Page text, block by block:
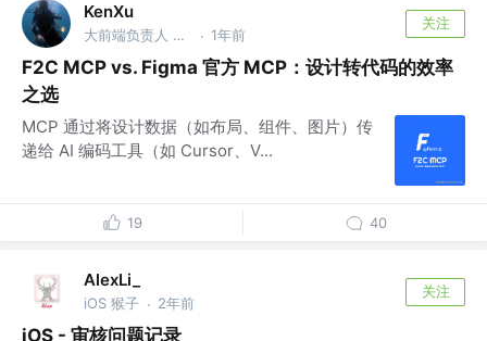
KenXu
大前端负责人 @百度 · 1年前
关注
F2C MCP vs. Figma 官方 MCP：设计转代码的效率
之选
MCP 通过将设计数据（如布局、组件、图片）传
递给 AI 编码工具（如 Cursor、V...
19 40
AlexLi_
iOS 猴子 · 2年前
关注
iOS - 审核问题记录